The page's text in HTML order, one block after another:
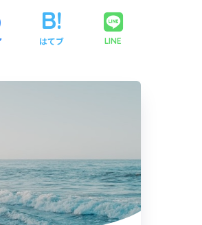
はてブ LINE